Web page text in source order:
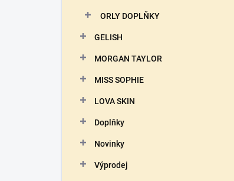
ORLY DOPLŇKY
GELISH
MORGAN TAYLOR
MISS SOPHIE
LOVA SKIN
Doplňky
Novinky
Výprodej